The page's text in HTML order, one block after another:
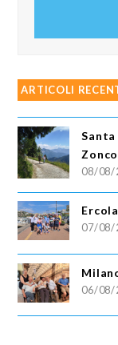
ARTICOLI
Santa
08/08/
07/08/
06/08/